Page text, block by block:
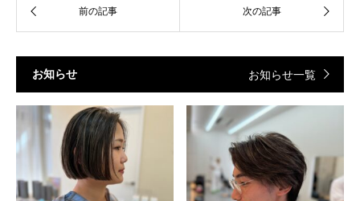
お知らせ お知らせ一覧